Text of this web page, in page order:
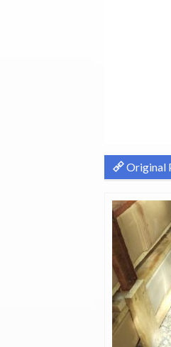
Original